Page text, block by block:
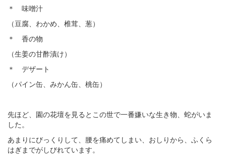
＊ 味噌汁
（豆腐、わかめ、椎茸、葱）
＊ 香の物
（生姜の甘酢漬け）
＊ デザート
（パイン缶、みかん缶、桃缶）
先ほど、園の花壇を見るとこの世で一番嫌いな生き物、蛇がいま
した。
あまりにびっくりして、腰を痛めてしまい、おしりから、ふくら
はぎまでがしびれています。